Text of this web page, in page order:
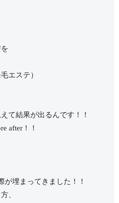
エステ）
て結果が出るんです！！
after！！
が埋まってきました！！
、